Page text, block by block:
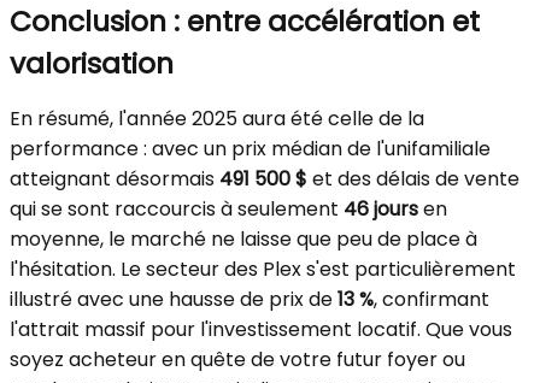
Conclusion : entre accélération et
valorisation
En résumé, l'année 2025 aura été celle de la
performance : avec un prix médian de l'unifamiliale
atteignant désormais 491 500 $ et des délais de vente
qui se sont raccourcis à seulement 46 joursen
moyenne, le marché ne laisse que peu de place à
l'hésitation. Le secteur des Plex s'est particulièrement
illustré avec une hausse de prix de13 %, confirmant
l'attrait massif pour l'investissement locatif. Que vous
soyez acheteur en quête de votre futur foyer ou